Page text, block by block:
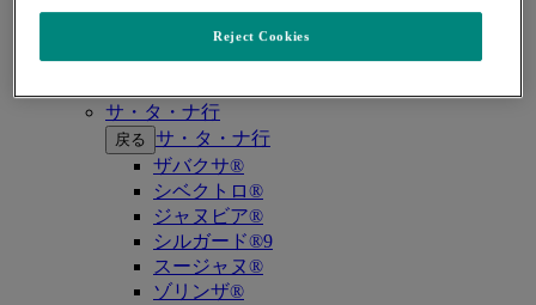
キイトルーダ®（MSI-High結腸・直腸癌）
キイトルーダ®（TMB-High固形癌）
キャップバックス®
サ・タ・ナ行
戻る サ・タ・ナ行
ザバクサ®
シベクトロ®
ジャヌビア®
シルガード®9
スージャヌ®
ゾリンザ®
Reject Cookies